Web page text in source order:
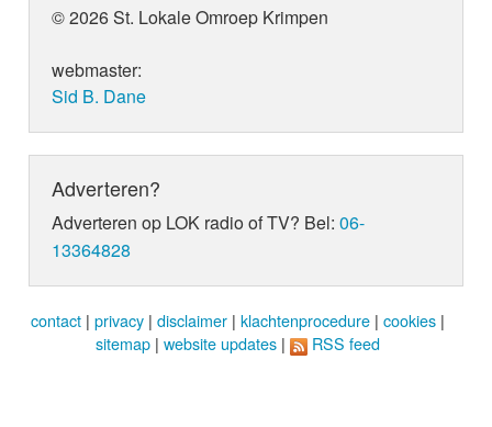
© 2026 St. Lokale Omroep Krimpen
webmaster:
Sid B. Dane
Adverteren?
Adverteren op LOK radio of TV? Bel:06-
13364828
contact | privacy | disclaimer | klachtenprocedure | cookies |
sitemap | website updates | RSS feed